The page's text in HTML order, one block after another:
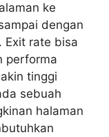
ke
dengan
Exit rate bisa
performa
tinggi
sebuah
halaman